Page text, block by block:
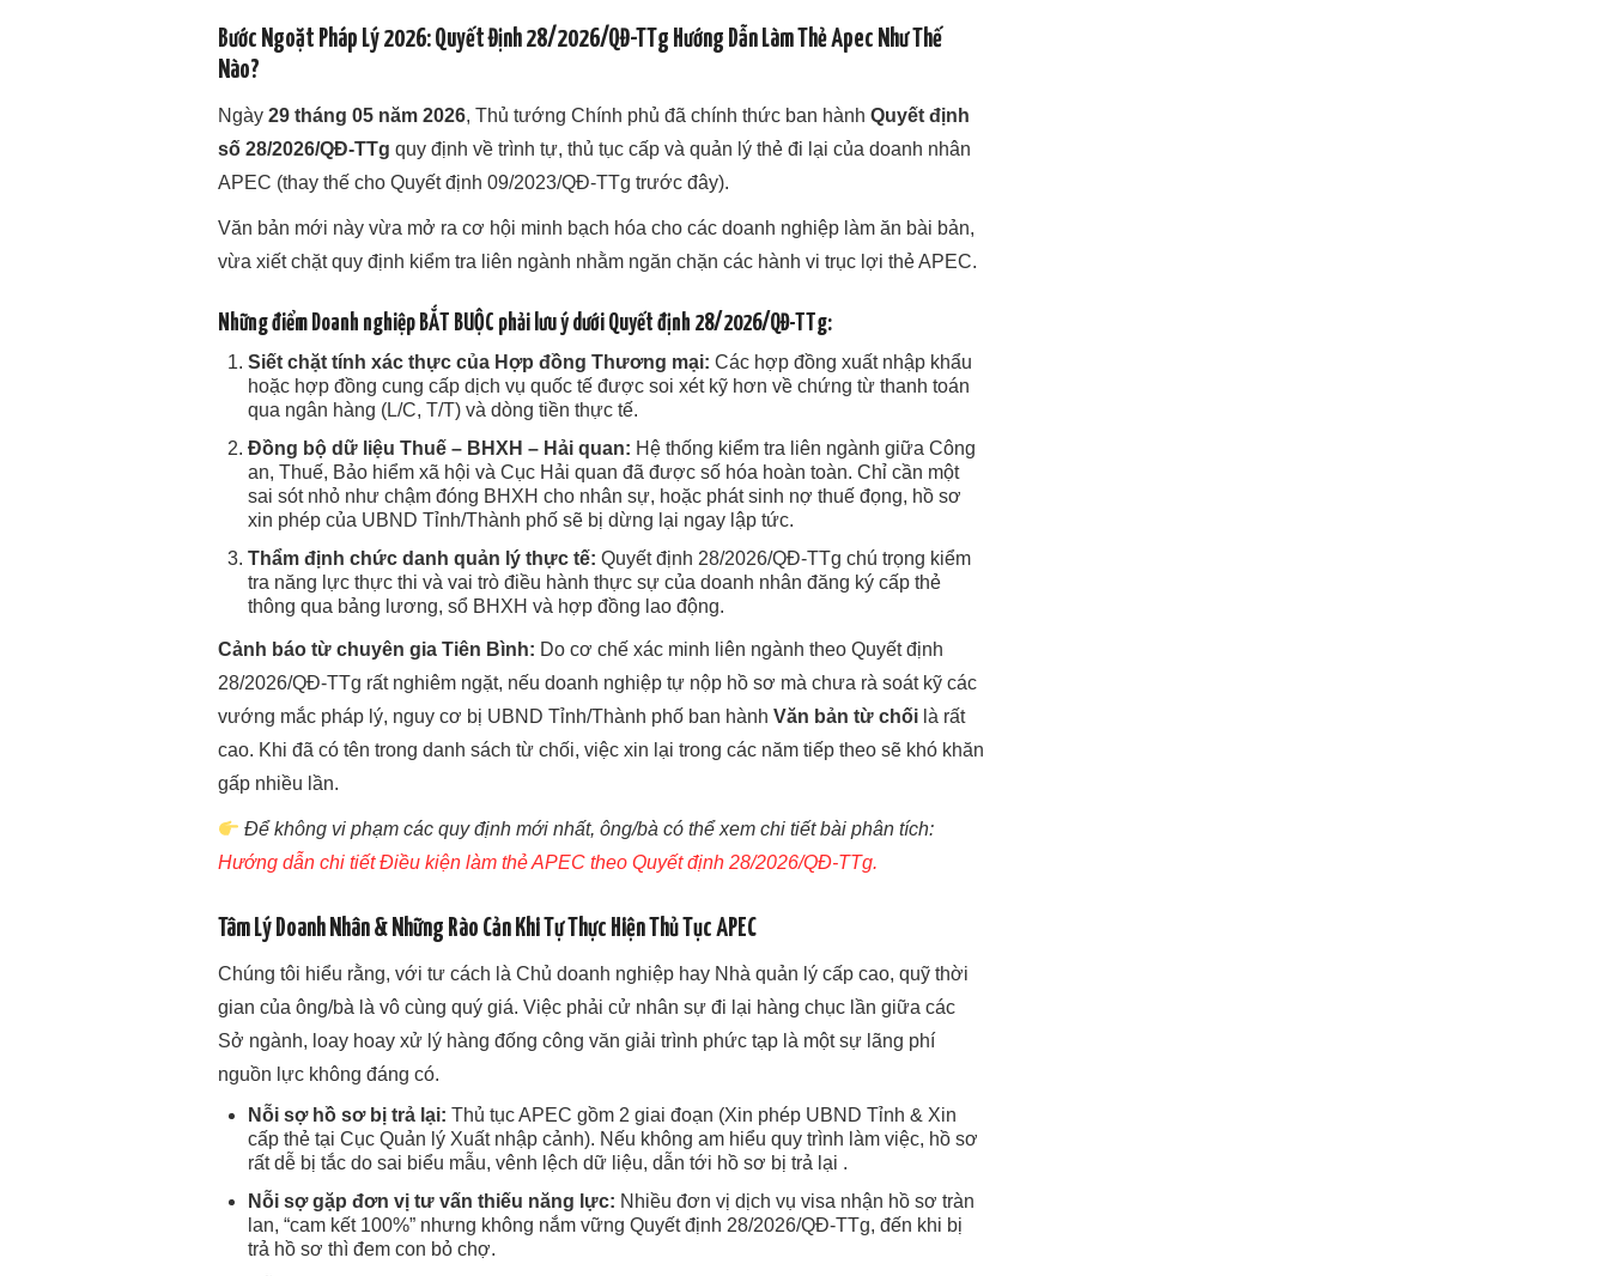
Bước Ngoặt Pháp Lý 2026: Quyết Định 28/2026/QĐ-TTg Hướng Dẫn Làm Thẻ Apec Như Thế
Nào?
Ngày 29 tháng 05 năm 2026, Thủ tướng Chính phủ đã chính thức ban hành Quyết định
số 28/2026/QĐ-TTg quy định về trình tự, thủ tục cấp và quản lý thẻ đi lại của doanh nhân
APEC (thay thế cho Quyết định 09/2023/QĐ-TTg trước đây).
Văn bản mới này vừa mở ra cơ hội minh bạch hóa cho các doanh nghiệp làm ăn bài bản,
vừa xiết chặt quy định kiểm tra liên ngành nhằm ngăn chặn các hành vi trục lợi thẻ APEC.
Những điểm Doanh nghiệp BẮT BUỘC phải lưu ý dưới Quyết định 28/2026/QĐ-TTg:
Siết chặt tính xác thực của Hợp đồng Thương mại: Các hợp đồng xuất nhập khẩu
hoặc hợp đồng cung cấp dịch vụ quốc tế được soi xét kỹ hơn về chứng từ thanh toán
qua ngân hàng (L/C, T/T) và dòng tiền thực tế.
Đồng bộ dữ liệu Thuế – BHXH – Hải quan: Hệ thống kiểm tra liên ngành giữa Công
an, Thuế, Bảo hiểm xã hội và Cục Hải quan đã được số hóa hoàn toàn. Chỉ cần một
sai sót nhỏ như chậm đóng BHXH cho nhân sự, hoặc phát sinh nợ thuế đọng, hồ sơ
xin phép của UBND Tỉnh/Thành phố sẽ bị dừng lại ngay lập tức.
Thẩm định chức danh quản lý thực tế: Quyết định 28/2026/QĐ-TTg chú trọng kiểm
tra năng lực thực thi và vai trò điều hành thực sự của doanh nhân đăng ký cấp thẻ
thông qua bảng lương, sổ BHXH và hợp đồng lao động.
Cảnh báo từ chuyên gia Tiên Bình: Do cơ chế xác minh liên ngành theo Quyết định
28/2026/QĐ-TTg rất nghiêm ngặt, nếu doanh nghiệp tự nộp hồ sơ mà chưa rà soát kỹ các
vướng mắc pháp lý, nguy cơ bị UBND Tỉnh/Thành phố ban hành Văn bản từ chối là rất
cao. Khi đã có tên trong danh sách từ chối, việc xin lại trong các năm tiếp theo sẽ khó khăn
gấp nhiều lần.
Để không vi phạm các quy định mới nhất, ông/bà có thể xem chi tiết bài phân tích:
Hướng dẫn chi tiết Điều kiện làm thẻ APEC theo Quyết định 28/2026/QĐ-TTg.
Tâm Lý Doanh Nhân & Những Rào Cản Khi Tự Thực Hiện Thủ Tục APEC
Chúng tôi hiểu rằng, với tư cách là Chủ doanh nghiệp hay Nhà quản lý cấp cao, quỹ thời
gian của ông/bà là vô cùng quý giá. Việc phải cử nhân sự đi lại hàng chục lần giữa các
Sở ngành, loay hoay xử lý hàng đống công văn giải trình phức tạp là một sự lãng phí
nguồn lực không đáng có.
Nỗi sợ hồ sơ bị trả lại: Thủ tục APEC gồm 2 giai đoạn (Xin phép UBND Tỉnh & Xin
cấp thẻ tại Cục Quản lý Xuất nhập cảnh). Nếu không am hiểu quy trình làm việc, hồ sơ
rất dễ bị tắc do sai biểu mẫu, vênh lệch dữ liệu, dẫn tới hồ sơ bị trả lại .
Nỗi sợ gặp đơn vị tư vấn thiếu năng lực: Nhiều đơn vị dịch vụ visa nhận hồ sơ tràn
lan, “cam kết 100%” nhưng không nắm vững Quyết định 28/2026/QĐ-TTg, đến khi bị
trả hồ sơ thì đem con bỏ chợ.